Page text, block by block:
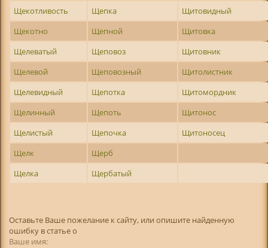
Щекотливость
Щепка
Щитовидный
Щекотно
Щепной
Щитовка
Щелеватый
Щеповоз
Щитовник
Щелевой
Щеповозный
Щитолистник
Щелевидный
Щепотка
Щитомордник
Щелинный
Щепоть
Щитонос
Щелистый
Щепочка
Щитоносец
Щелк
Щерб
Щелка
Щербатый
Оставьте Ваше пожелание к сайту, или опишите найденную
ошибку в статье о
Ваше имя: